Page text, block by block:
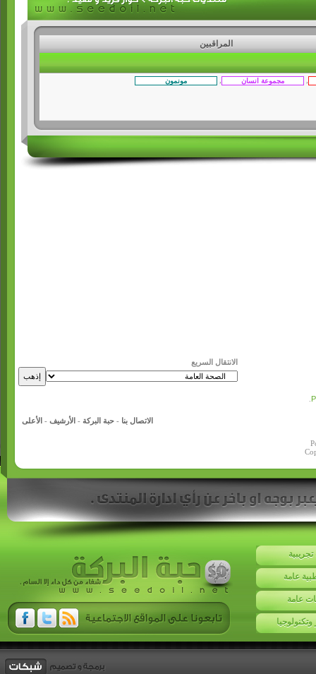
المراقبين
الانتقال السريع
الاتصال بنا -حبة البركة - الأرشيف - الأعلى
عامة
عامة
وتكنولوجيا